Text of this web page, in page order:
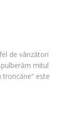
de vânzători
mitul
troncăne” este